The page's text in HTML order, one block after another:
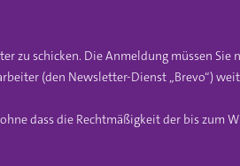
zu schicken. Die Anmeldung müssen Sie
(den Newsletter-Dienst „Brevo“)
dass die Rechtmäßigkeit der bis zum